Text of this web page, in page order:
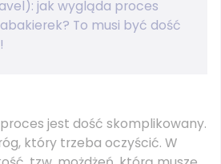
jak wygląda proces
To musi być dość
jest dość skomplikowany.
który trzeba oczyścić. W